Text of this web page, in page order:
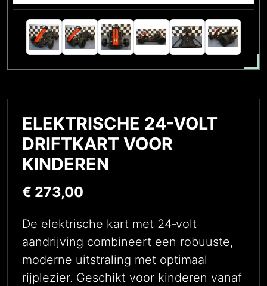
ELEKTRISCHE 24-VOLT
DRIFTKART VOOR
KINDEREN
€ 273,00
De elektrische kart met 24‑volt
aandrijving combineert een robuuste,
moderne uitstraling met optimaal
rijplezier. Geschikt voor kinderen vanaf